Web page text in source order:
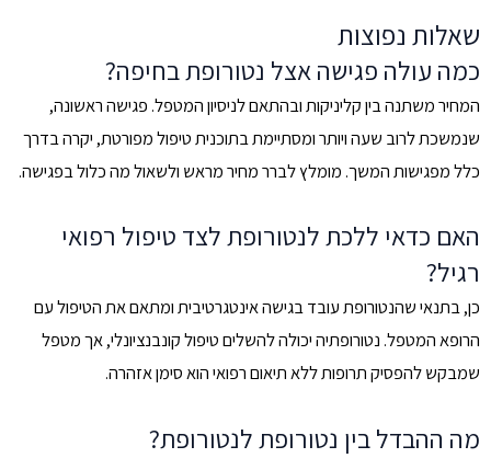
שאלות נפוצות
כמה עולה פגישה אצל נטורופת בחיפה?
המחיר משתנה בין קליניקות ובהתאם לניסיון המטפל. פגישה ראשונה,
שנמשכת לרוב שעה ויותר ומסתיימת בתוכנית טיפול מפורטת, יקרה בדרך
כלל מפגישות המשך. מומלץ לברר מחיר מראש ולשאול מה כלול בפגישה.
האם כדאי ללכת לנטורופת לצד טיפול רפואי
רגיל?
כן, בתנאי שהנטורופת עובד בגישה אינטגרטיבית ומתאם את הטיפול עם
הרופא המטפל. נטורופתיה יכולה להשלים טיפול קונבנציונלי, אך מטפל
שמבקש להפסיק תרופות ללא תיאום רפואי הוא סימן אזהרה.
מה ההבדל בין נטורופת לנטורופת?